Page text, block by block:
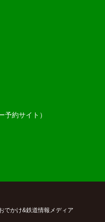
予約サイト）
でかけ&鉄道情報メディア